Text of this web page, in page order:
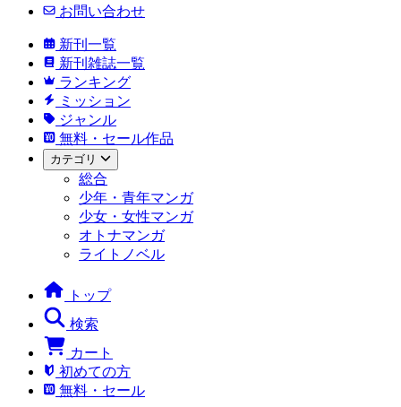
お問い合わせ
新刊一覧
新刊雑誌一覧
ランキング
ミッション
ジャンル
無料・セール作品
カテゴリ
総合
少年・青年マンガ
少女・女性マンガ
オトナマンガ
ライトノベル
トップ
検索
カート
初めての方
無料・セール